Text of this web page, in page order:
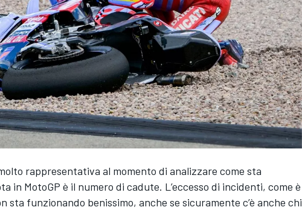
rappresentativa al momento di analizzare come sta
in MotoGP è il numero di cadute. L’eccesso di incidenti, come è
sta funzionando benissimo, anche se sicuramente c’è anche chi